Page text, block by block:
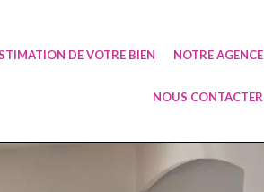
DE VOTRE BIEN NOTRE AGENCE
NOUS CONTACTER